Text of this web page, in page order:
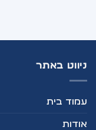
ניווט באתר
עמוד בית
אודות